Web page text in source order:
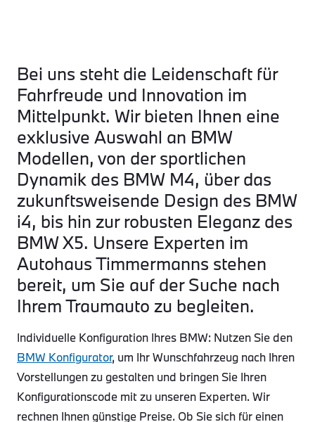
Bei uns steht die Leidenschaft für
Fahrfreude und Innovation im
Mittelpunkt. Wir bieten Ihnen eine
exklusive Auswahl an BMW
Modellen, von der sportlichen
Dynamik des BMW M4, über das
zukunftsweisende Design des BMW
i4, bis hin zur robusten Eleganz des
BMW X5. Unsere Experten im
Autohaus Timmermanns stehen
bereit, um Sie auf der Suche nach
Ihrem Traumauto zu begleiten.
Individuelle Konfiguration Ihres BMW: Nutzen Sie den
BMW Konfigurator, um Ihr Wunschfahrzeug nach Ihren
Vorstellungen zu gestalten und bringen Sie Ihren
Konfigurationscode mit zu unseren Experten. Wir
rechnen Ihnen günstige Preise. Ob Sie sich für einen